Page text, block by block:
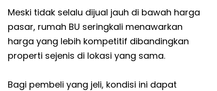
Meski tidak selalu dijual jauh di bawah harga
pasar, rumah BU seringkali menawarkan
harga yang lebih kompetitif dibandingkan
properti sejenis di lokasi yang sama.
Bagi pembeli yang jeli, kondisi ini dapat